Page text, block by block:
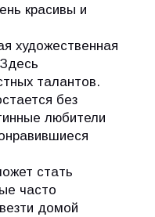
красивы и
художественная
талантов.
без
любители
стать
часто
домой